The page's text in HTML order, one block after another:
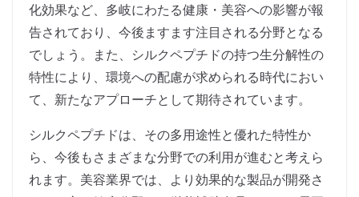
化効果など、多岐にわたる健康・美容への影響が報
告されており、今後ますます注目される分野となる
でしょう。また、シルクペプチドの持つ生分解性の
特性により、環境への配慮が求められる時代におい
て、新たなアプローチとして期待されています。
シルクペプチドは、その多用途性と優れた特性か
ら、今後もさまざまな分野での利用が進むと考えら
れます。美容業界では、より効果的な製品が開発さ